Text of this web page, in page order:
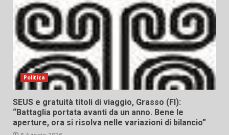
Politica
SEUS e gratuità titoli di viaggio, Grasso (FI):
“Battaglia portata avanti da un anno. Bene le
aperture, ora si risolva nelle variazioni di bilancio”